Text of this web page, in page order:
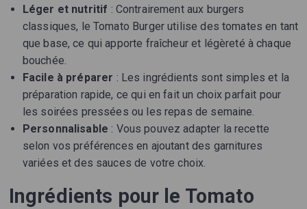
Léger et nutritif : Contrairement aux burgers
classiques, le Tomato Burger utilise des tomates en tant
que base, ce qui apporte fraîcheur et légèreté à chaque
bouchée.
Facile à préparer : Les ingrédients sont simples et la
préparation rapide, ce qui en fait un choix parfait pour
les soirées pressées ou les repas de semaine.
Personnalisable : Vous pouvez adapter la recette
selon vos préférences en ajoutant des garnitures
variées et des sauces de votre choix.
Ingrédients pour le Tomato